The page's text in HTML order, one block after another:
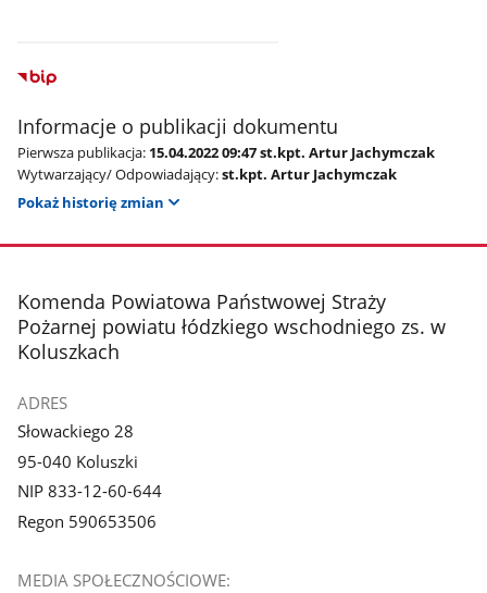
Informacje o publikacji dokumentu
Pierwsza publikacja: 15.04.2022 09:47 st.kpt. Artur Jachymczak
Wytwarzający/ Odpowiadający:st.kpt. Artur Jachymczak
Pokaż historię zmian
stopka
Komenda Powiatowa Państwowej Straży
Pożarnej powiatu łódzkiego wschodniego zs. w
Koluszkach
ADRES
Słowackiego 28
95-040 Koluszki
NIP 833-12-60-644
Regon 590653506
MEDIA SPOŁECZNOŚCIOWE: